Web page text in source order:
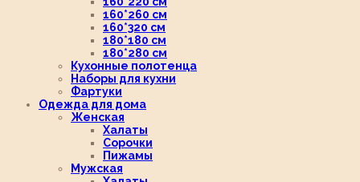
160*260 см
160*320 см
180*180 см
180*280 см
Кухонные полотенца
Наборы для кухни
Фартуки
Одежда для дома
Женская
Халаты
Сорочки
Пижамы
Мужская